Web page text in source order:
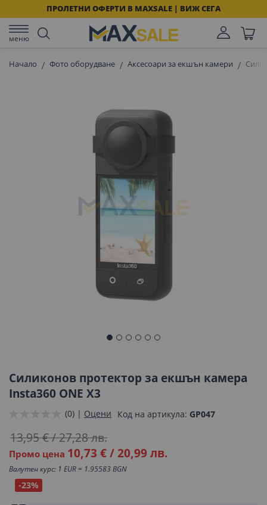
ПРОЛЕТНИ ОФЕРТИ В MAXSALE | ВИЖ СЕГА
меню
Начало Фото оборудване Аксесоари за екшън камери
началото
на
галерия
Силиконов протектор за екшън камера
Insta360 ONE X3
(0) | Оцени Код на артикула GP047
Промо цена 10,73 €/20,99 лв.
13,95 €/27,28 лв.
Валутен курс: 1 EUR = 1.95583 BGN
-23%